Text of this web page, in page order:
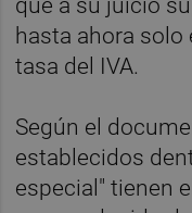
que a su juicio
hasta ahora
tasa del IVA.
Según el
establecidos
especial" tienen